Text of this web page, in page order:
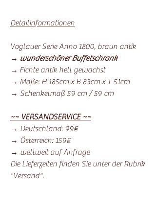
Detailinformationen
Voglauer Serie Anno 1800, braun antik
→ wunderschöner Buffetschrank
→ Fichte antik hell gewachst
→ Maße: H 185cm x B 83cm x T 51cm
→ Schenkelmaß 59 cm / 59 cm
~~ VERSANDSERVICE ~~
→ Deutschland: 99€
→ Österreich: 159€
→ weltweit auf Anfrage
Die Lieferzeiten finden Sie unter der Rubrik
"Versand".